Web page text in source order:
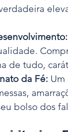
de tudo,
da Fé: Um
bolso dos